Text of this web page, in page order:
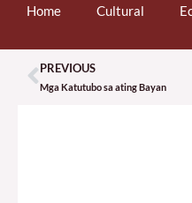
Home Cultural
Prev
PREVIOUS
Mga Katutubo sa ating Bayan